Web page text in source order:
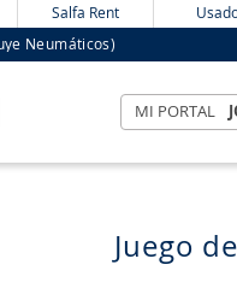
Salfa Rent
Neumáticos)
MI PORTAL
Juego